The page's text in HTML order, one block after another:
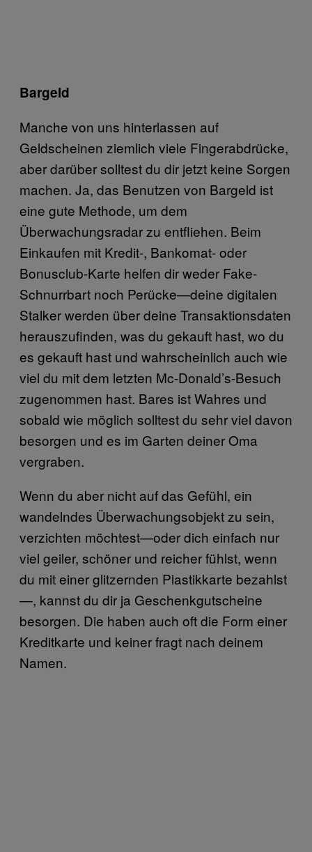
Bargeld
Manche von uns hinterlassen auf
Geldscheinen ziemlich viele Fingerabdrücke,
aber darüber solltest du dir jetzt keine Sorgen
machen. Ja, das Benutzen von Bargeld ist
eine gute Methode, um dem
Überwachungsradar zu entfliehen. Beim
Einkaufen mit Kredit-, Bankomat- oder
Bonusclub-Karte helfen dir weder Fake-
Schnurrbart noch Perücke—deine digitalen
Stalker werden über deine Transaktionsdaten
herauszufinden, was du gekauft hast, wo du
es gekauft hast und wahrscheinlich auch wie
viel du mit dem letzten Mc-Donald’s-Besuch
zugenommen hast. Bares ist Wahres und
sobald wie möglich solltest du sehr viel davon
besorgen und es im Garten deiner Oma
vergraben.
Wenn du aber nicht auf das Gefühl, ein
wandelndes Überwachungsobjekt zu sein,
verzichten möchtest—oder dich einfach nur
viel geiler, schöner und reicher fühlst, wenn
du mit einer glitzernden Plastikkarte bezahlst
—, kannst du dir ja Geschenkgutscheine
besorgen. Die haben auch oft die Form einer
Kreditkarte und keiner fragt nach deinem
Namen.